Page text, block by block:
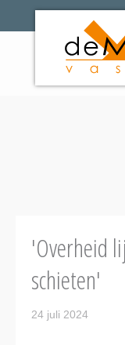
'Overheid
schieten'
24 juli 2024